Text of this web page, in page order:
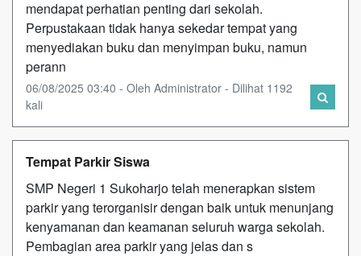
mendapat perhatian penting dari sekolah.
Perpustakaan tidak hanya sekedar tempat yang
menyediakan buku dan menyimpan buku, namun
perann
06/08/2025 03:40 - Oleh Administrator - Dilihat 1192
kali
Tempat Parkir Siswa
SMP Negeri 1 Sukoharjo telah menerapkan sistem
parkir yang terorganisir dengan baik untuk menunjang
kenyamanan dan keamanan seluruh warga sekolah.
Pembagian area parkir yang jelas dan s